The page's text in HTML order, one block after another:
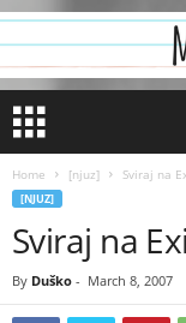
Home [njuz] Sviraj na
[NJUZ]
Sviraj na
By Duško - March 8, 2007